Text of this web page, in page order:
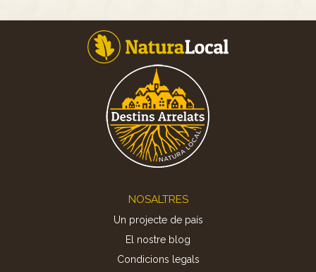
NOSALTRES
Un projecte de país
El nostre blog
Condicions legals